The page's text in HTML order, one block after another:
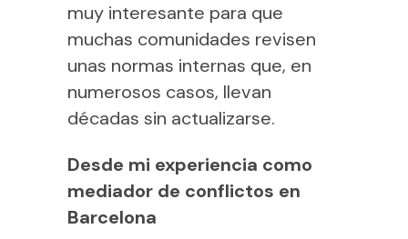
muy interesante para que
muchas comunidades revisen
unas normas internas que, en
numerosos casos, llevan
décadas sin actualizarse.
Desde mi experiencia como
mediador de conflictos en
Barcelona